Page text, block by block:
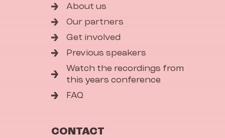
About us
Our partners
Get involved
Previous speakers
Watch the recordings from
this years conference
FAQ
CONTACT